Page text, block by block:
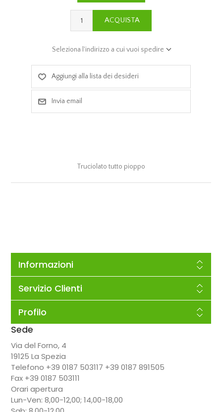
ACQUISTA
Seleziona l'indirizzo a cui vuoi spedire
Aggiungi alla lista dei desideri
Invia email
Truciolato tutto pioppo
Informazioni
Servizio Clienti
Profilo
Sede
Via del Forno, 4
19125 La Spezia
Telefono +39 0187 503117 +39 0187 891505
Fax +39 0187 503111
Orari apertura
Lun-Ven: 8,00-12,00; 14,00-18,00